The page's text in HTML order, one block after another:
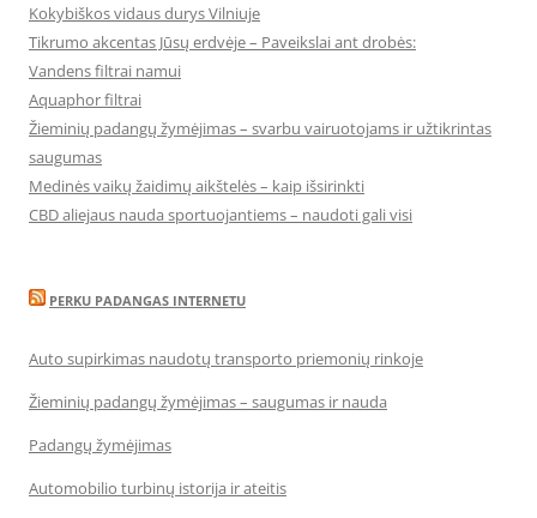
Kokybiškos vidaus durys Vilniuje
Tikrumo akcentas Jūsų erdvėje – Paveikslai ant drobės:
Vandens filtrai namui
Aquaphor filtrai
Žieminių padangų žymėjimas – svarbu vairuotojams ir užtikrintas
saugumas
Medinės vaikų žaidimų aikštelės – kaip išsirinkti
CBD aliejaus nauda sportuojantiems – naudoti gali visi
PERKU PADANGAS INTERNETU
Auto supirkimas naudotų transporto priemonių rinkoje
Žieminių padangų žymėjimas – saugumas ir nauda
Padangų žymėjimas
Automobilio turbinų istorija ir ateitis